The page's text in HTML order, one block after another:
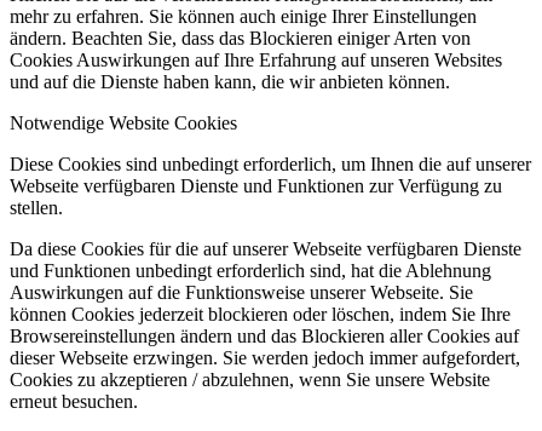
mehr zu erfahren. Sie können auch einige Ihrer Einstellungen
ändern. Beachten Sie, dass das Blockieren einiger Arten von
Cookies Auswirkungen auf Ihre Erfahrung auf unseren Websites
und auf die Dienste haben kann, die wir anbieten können.
Notwendige Website Cookies
Diese Cookies sind unbedingt erforderlich, um Ihnen die auf unserer
Webseite verfügbaren Dienste und Funktionen zur Verfügung zu
stellen.
Da diese Cookies für die auf unserer Webseite verfügbaren Dienste
und Funktionen unbedingt erforderlich sind, hat die Ablehnung
Auswirkungen auf die Funktionsweise unserer Webseite. Sie
können Cookies jederzeit blockieren oder löschen, indem Sie Ihre
Browsereinstellungen ändern und das Blockieren aller Cookies auf
dieser Webseite erzwingen. Sie werden jedoch immer aufgefordert,
Cookies zu akzeptieren / abzulehnen, wenn Sie unsere Website
erneut besuchen.